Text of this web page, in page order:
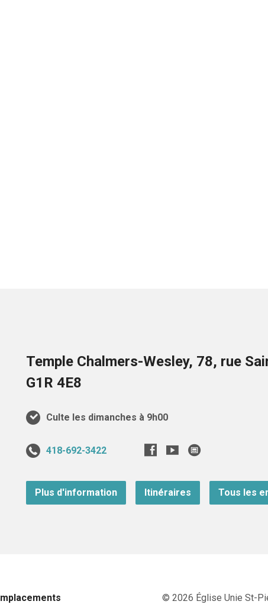
Temple Chalmers-Wesley, 78, rue
G1R 4E8
Culte les dimanches à 9h00
418-692-3422
Plus d'information Itinéraires Tous les
© 2026 Église Unie St-